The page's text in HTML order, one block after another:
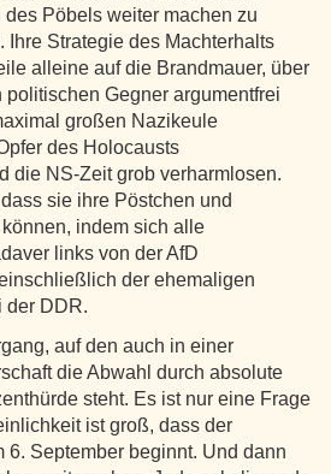
Pöbels weiter machen zu
Ihre Strategie des Machterhalts
alleine auf die Brandmauer, über
Gegner argumentfrei
großen Nazikeule
des Holocausts
die NS-Zeit grob verharmlosen.
sie ihre Pöstchen und
indem sich alle
links von der AfD
der ehemaligen
der DDR.
auf den auch in einer
die Abwahl durch absolute
steht. Es ist nur eine Frage
ist groß, dass der
6. September beginnt. Und dann